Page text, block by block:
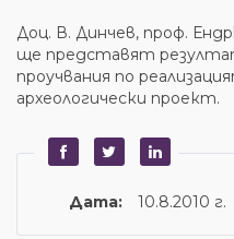
Доц. В. Динчев, проф.
ще представят
проучвания по
археологически проект.
Дата: 10.8.2010 г.